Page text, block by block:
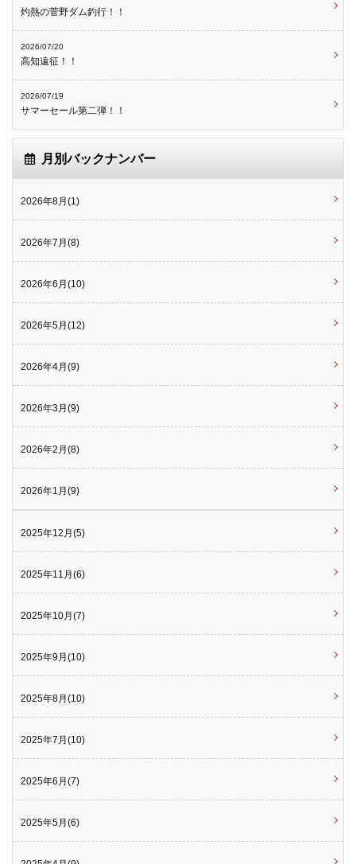
灼熱の菅野ダム釣行！！
2026/07/20
高知遠征！！
2026/07/19
サマーセール第二弾！！
月別バックナンバー
2026年8月(1)
2026年7月(8)
2026年6月(10)
2026年5月(12)
2026年4月(9)
2026年3月(9)
2026年2月(8)
2026年1月(9)
2025年12月(5)
2025年11月(6)
2025年10月(7)
2025年9月(10)
2025年8月(10)
2025年7月(10)
2025年6月(7)
2025年5月(6)